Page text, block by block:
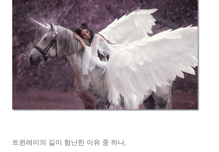
트윈레이의 길이 험난한 이유 중 하나,